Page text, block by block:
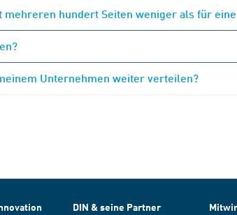
mehreren hundert Seiten weniger als für
Unternehmen weiter verteilen?
DIN & seine Partner